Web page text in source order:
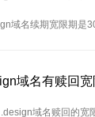
域名续期宽限期是
域名有赎回宽
域名赎回的宽